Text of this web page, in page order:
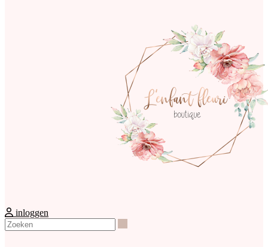
inloggen